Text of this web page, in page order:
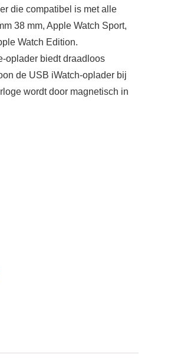
die compatibel is met alle
38 mm, Apple Watch Sport,
Watch Edition.
oplader biedt draadloos
de USB iWatch-oplader bij
wordt door magnetisch in